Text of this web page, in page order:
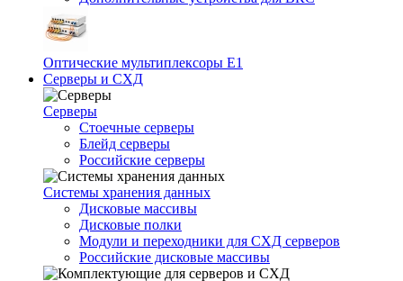
Оптические мультиплексоры Е1
Серверы и СХД
Серверы
Стоечные серверы
Блейд серверы
Российские серверы
Системы хранения данных
Дисковые массивы
Дисковые полки
Модули и переходники для СХД серверов
Российские дисковые массивы